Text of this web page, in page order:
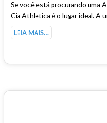
Se você está procurando uma
Cia Athletica é o lugar ideal. A
LEIA MAIS…